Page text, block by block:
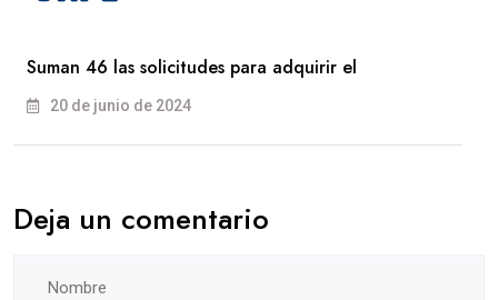
Suman 46 las solicitudes para adquirir el
20 de junio de 2024
Deja un comentario